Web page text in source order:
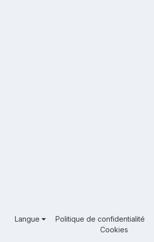
Langue Politique de confidentialité
Cookies